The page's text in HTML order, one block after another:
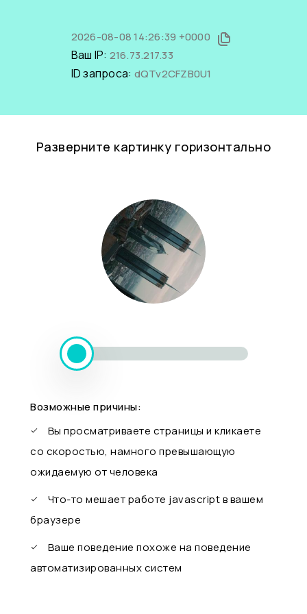
2026-08-08 14:26:39 +0000
Ваш IP: 216.73.217.33
ID запроса: dQTv2CFZB0U1
Разверните картинку горизонтально
Возможные причины:
Вы просматриваете страницы и кликаете
со скоростью, намного превышающую
ожидаемую от человека
Что-то мешает работе javascript в вашем
браузере
Ваше поведение похоже на поведение
автоматизированных систем